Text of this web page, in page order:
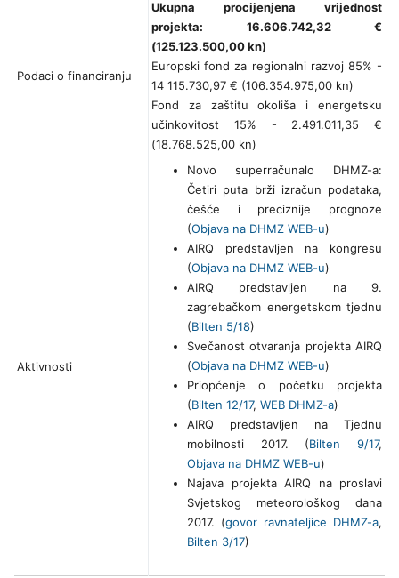
Podaci o financiranju
Ukupna procijenjena vrijednost
projekta: 16.606.742,32 €
(125.123.500,00 kn)
Europski fond za regionalni razvoj 85% -
14 115.730,97 € (106.354.975,00 kn)
Fond za zaštitu okoliša i energetsku
učinkovitost 15% - 2.491.011,35 €
(18.768.525,00 kn)
Aktivnosti
Novo superračunalo DHMZ-a:
Četiri puta brži izračun podataka,
češće i preciznije prognoze
(Objava na DHMZ WEB-u)
AIRQ predstavljen na kongresu
(Objava na DHMZ WEB-u)
AIRQ predstavljen na 9.
zagrebačkom energetskom tjednu
(Bilten 5/18)
Svečanost otvaranja projekta AIRQ
(Objava na DHMZ WEB-u)
Priopćenje o početku projekta
(Bilten 12/17, WEB DHMZ-a)
AIRQ predstavljen na Tjednu
mobilnosti 2017. (Bilten 9/17,
Objava na DHMZ WEB-u)
Najava projekta AIRQ na proslavi
Svjetskog meteorološkog dana
2017. (govor ravnateljice DHMZ-a,
Bilten 3/17)